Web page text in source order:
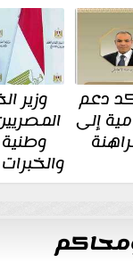
دعم
إلى
وزير